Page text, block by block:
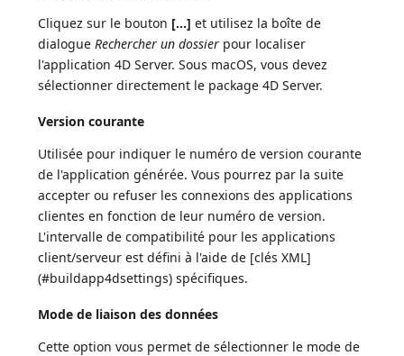
Cliquez sur le bouton [...] et utilisez la boîte de
dialogueRechercher un dossier pour localiser
l'application 4D Server. Sous macOS, vous devez
sélectionner directement le package 4D Server.
Version courante
Utilisée pour indiquer le numéro de version courante
de l'application générée. Vous pourrez par la suite
accepter ou refuser les connexions des applications
clientes en fonction de leur numéro de version.
L'intervalle de compatibilité pour les applications
client/serveur est défini à l'aide de [clés XML]
(#buildapp4dsettings) spécifiques.
Mode de liaison des données
Cette option vous permet de sélectionner le mode de